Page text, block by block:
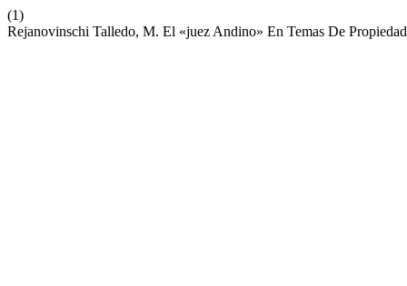
(1)
Rejanovinschi Talledo, M. El «juez Andino» En Temas De